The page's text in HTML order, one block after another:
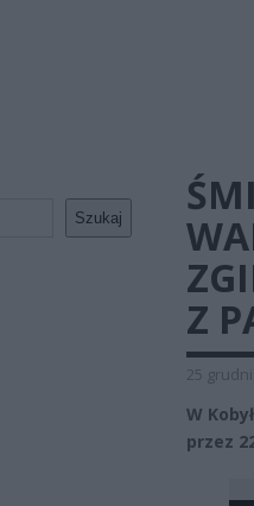
Szukaj
Z
25
W
przez